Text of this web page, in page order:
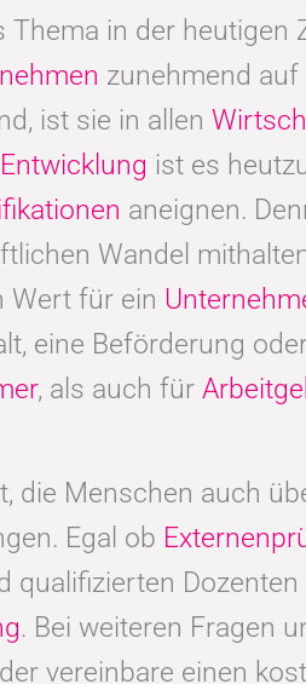
Thema in der heutigen
zunehmend auf
ist sie in allen
ist es
aneignen.
Wandel
Wert für ein
eine Beförderung
, als auch für
die Menschen auch
Egal ob
qualifizierten Dozenten
. Bei weiteren Fragen
vereinbare einen